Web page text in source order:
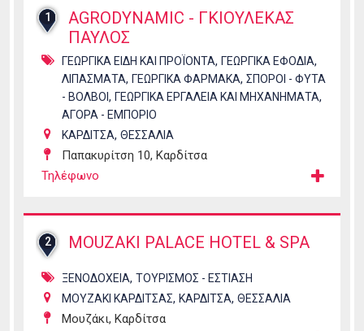
1
AGRODYNAMIC - ΓΚΙΟΥΛΕΚΑΣ
ΠΑΥΛΟΣ
ΓΕΩΡΓΙΚΑ ΕΙΔΗ ΚΑΙ ΠΡΟΪΟΝΤΑ, ΓΕΩΡΓΙΚΑ ΕΦΟΔΙΑ,
ΛΙΠΑΣΜΑΤΑ, ΓΕΩΡΓΙΚΑ ΦΑΡΜΑΚΑ, ΣΠΟΡΟΙ - ΦΥΤΑ
- ΒΟΛΒΟΙ , ΓΕΩΡΓΙΚΑ ΕΡΓΑΛΕΙΑ ΚΑΙ ΜΗΧΑΝΗΜΑΤΑ,
ΑΓΟΡΑ - ΕΜΠΟΡΙΟ
ΚΑΡΔΙΤΣΑ, ΘΕΣΣΑΛΙΑ
Παπακυρίτση 10, Καρδίτσα
Τηλέφωνο
2 MOUZAKI PALACE HOTEL & SPA
ΞΕΝΟΔΟΧΕΙΑ, ΤΟΥΡΙΣΜΟΣ - ΕΣΤΙΑΣΗ
ΜΟΥΖΑΚΙ ΚΑΡΔΙΤΣΑΣ, ΚΑΡΔΙΤΣΑ, ΘΕΣΣΑΛΙΑ
Μουζάκι, Καρδίτσα